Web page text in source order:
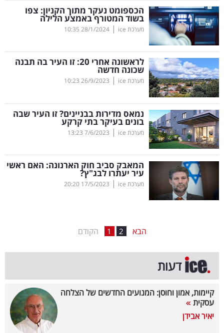
קריירה
ולימודים
מינויים
רייטינג
רכב
בריאות
תרבות
ופנאי
תיירות
המילון
הכלכלי
פודקאסט
40
הכספומט נעקר מתוך הקניון: צפו
בשוד המטורף באמצע הלילה
מערכת ice |
28/1/2024
10:35
לראשונה אחרי 20: זו העיר בה תבנה
שכונה חדשה
מערכת ice |
26/9/2023
10:23
נמאס מדירות בבניינים? זו העיר שבה
בונים בעיקר בתי קרקע
מערכת ice |
7/6/2023
13:23
המאבק סביב חוק הארנונה: האם ראשי
עיר יעתרו לבג"ץ?
מערכת ice |
17/5/2023
20:20
הקודם 1 2 הבא
דעות
קיימות, אמון וחוסן: המנועים החדשים של הצלחה
עסקית
יאיר אבידן